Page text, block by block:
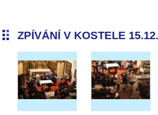
ZPÍVÁNÍ V KOSTELE